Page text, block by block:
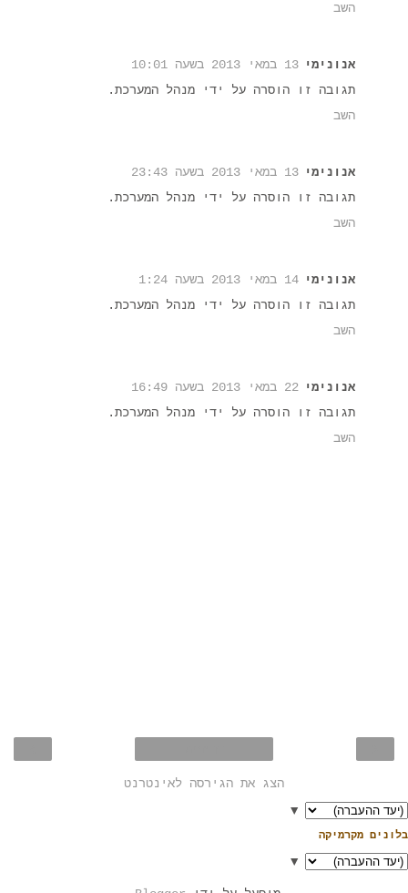
השב
אנונימי 13 במאי 2013 בשעה 10:01
תגובה זו הוסרה על ידי מנהל המערכת.
השב
אנונימי 13 במאי 2013 בשעה 23:43
תגובה זו הוסרה על ידי מנהל המערכת.
השב
אנונימי 14 במאי 2013 בשעה 1:24
תגובה זו הוסרה על ידי מנהל המערכת.
השב
אנונימי 22 במאי 2013 בשעה 16:49
תגובה זו הוסרה על ידי מנהל המערכת.
השב
הצג את הגירסה לאינטרנט
▼
בלונים מקרמיקה
▼